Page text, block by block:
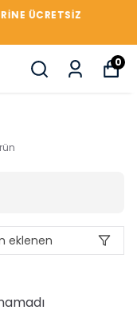
ÜCRETSİZ
0
eklenen